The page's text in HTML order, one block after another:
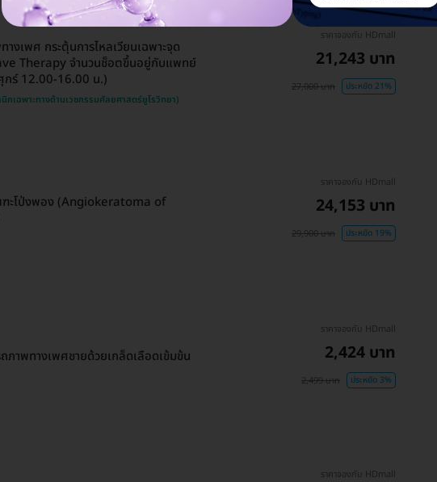
งเพศ กระตุ้นการไหลเวียนเฉพาะจุด
Therapy จำนวนช็อตขึ้นอยู่กับแพทย์
กร์ 12.00-16.00 น.)
เฉพาะทางด้านเวชกรรมศัลยศาสตร์ยูโรวิทยา)
ราคาจองกับ HDmall
21,243 บาท
27,000 บาท ประหยัด 21%
ะโป่งพอง (Angiokeratoma of
ราคาจองกับ HDmall
24,153 บาท
29,900 บาท ประหยัด 19%
ภาพทางเพศชายด้วยเกล็ดเลือดเข้มข้น
ราคาจองกับ HDmall
2,424 บาท
2,499 บาท ประหยัด 3%
ราคาจองกับ HDmall